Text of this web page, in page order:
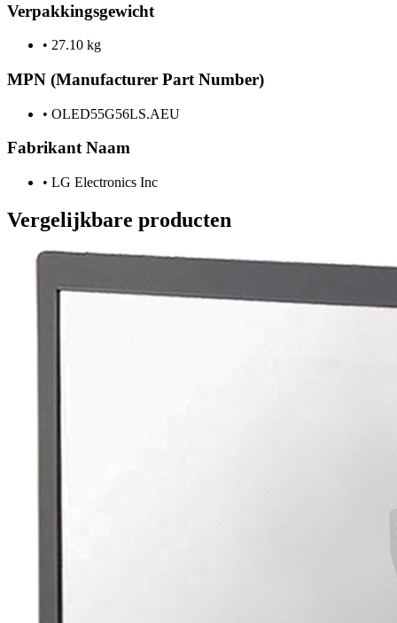
Verpakkingsgewicht
• 27.10 kg
MPN (Manufacturer Part Number)
• OLED55G56LS.AEU
Fabrikant Naam
• LG Electronics Inc
Vergelijkbare producten